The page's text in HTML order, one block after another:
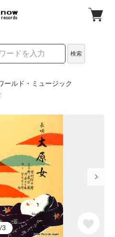
検索
ールド・ミュージック
3